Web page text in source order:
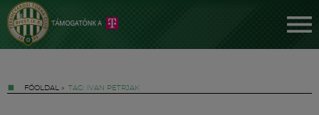
FŐOLDAL » TAG: IVAN PETRJAK